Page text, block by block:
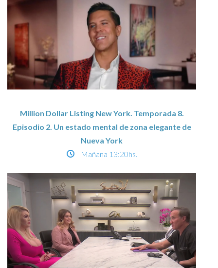
Million Dollar Listing New York. Temporada 8.
Episodio 2. Un estado mental de zona elegante de
Nueva York
Mañana 13:20hs.